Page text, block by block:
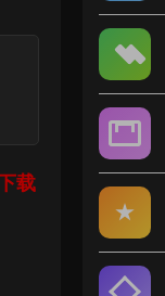
载